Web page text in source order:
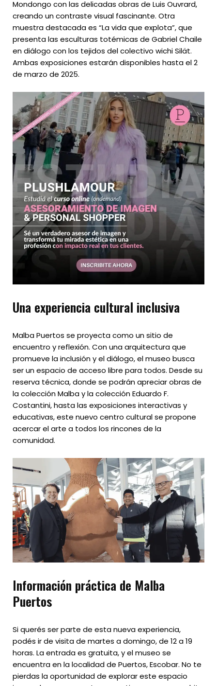
Mondongo con las delicadas obras de Luis Ouvrard,
creando un contraste visual fascinante. Otra
muestra destacada es “La vida que explota”, que
presenta las esculturas totémicas de Gabriel Chaile
en diálogo con los tejidos del colectivo wichi Silät.
Ambas exposiciones estarán disponibles hasta el 2
de marzo de 2025.
Una experiencia cultural inclusiva
Malba Puertos se proyecta como un sitio de
encuentro y reflexión. Con una arquitectura que
promueve la inclusión y el diálogo, el museo busca
ser un espacio de acceso libre para todos. Desde su
reserva técnica, donde se podrán apreciar obras de
la colección Malba y la colección Eduardo F.
Costantini, hasta las exposiciones interactivas y
educativas, este nuevo centro cultural se propone
acercar el arte a todos los rincones de la
comunidad.
Información práctica de Malba
Puertos
Si querés ser parte de esta nueva experiencia,
podés ir de visita de martes a domingo, de 12 a 19
horas. La entrada es gratuita, y el museo se
encuentra en la localidad de Puertos, Escobar. No te
pierdas la oportunidad de explorar este espacio